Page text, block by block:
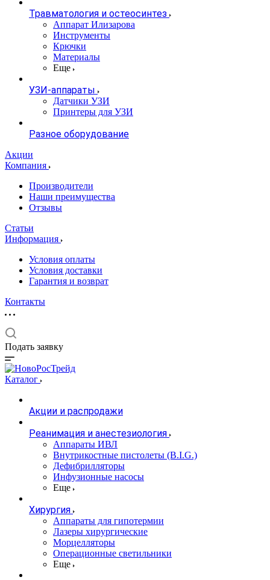
Травматология и остеосинтез
Аппарат Илизарова
Инструменты
Крючки
Материалы
Еще
УЗИ-аппараты
Датчики УЗИ
Принтеры для УЗИ
Разное оборудование
Акции
Компания
Производители
Наши преимущества
Отзывы
Статьи
Информация
Условия оплаты
Условия доставки
Гарантия и возврат
Контакты
Подать заявку
Каталог
Акции и распродажи
Реанимация и анестезиология
Аппараты ИВЛ
Внутрикостные пистолеты (B.I.G.)
Дефибрилляторы
Инфузионные насосы
Еще
Хирургия
Аппараты для гипотермии
Лазеры хирургические
Морцелляторы
Операционные светильники
Еще